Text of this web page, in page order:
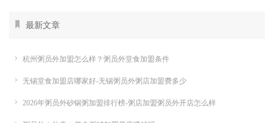
最新文章
杭州粥员外加盟怎么样？粥员外堂食加盟条件
无锡堂食加盟店哪家好-无锡粥员外粥店加盟费多少
2026年粥员外砂锅粥加盟排行榜-粥店加盟粥员外开店怎么样